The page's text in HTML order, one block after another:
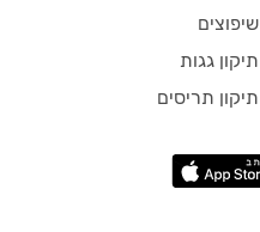
שיפוצים
תיקון גגות
תיקון תריסים